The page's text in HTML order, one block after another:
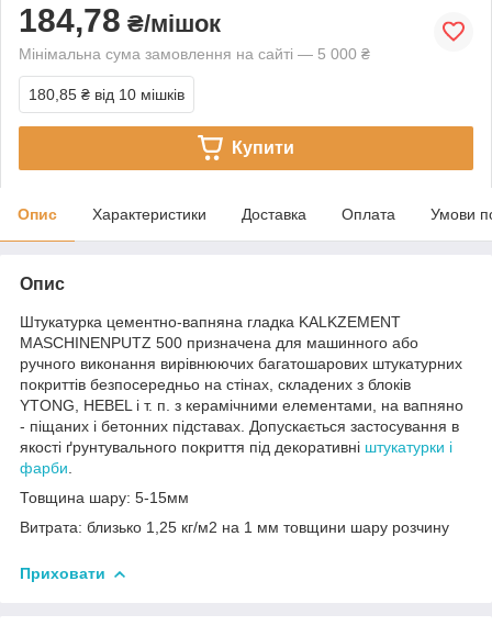
184,78 ₴/мішок
Мінімальна сума замовлення на сайті — 5 000 ₴
180,85 ₴ від 10 мішків
Купити
Опис Характеристики Доставка Оплата Умови
Опис
Штукатурка цементно-вапняна гладка KALKZEMENT
MASCHINENPUTZ 500 призначена для машинного або
ручного виконання вирівнюючих багатошарових штукатурних
покриттів безпосередньо на стінах, складених з блоків
YTONG, HEBEL і т. п. з керамічними елементами, на вапняно
- піщаних і бетонних підставах. Допускається застосування в
якості ґрунтувального покриття під декоративні штукатурки і
фарби
Товщина шару: 5-15мм
Витрата: близько 1,25 кг/м2 на 1 мм товщини шару розчину
Приховати